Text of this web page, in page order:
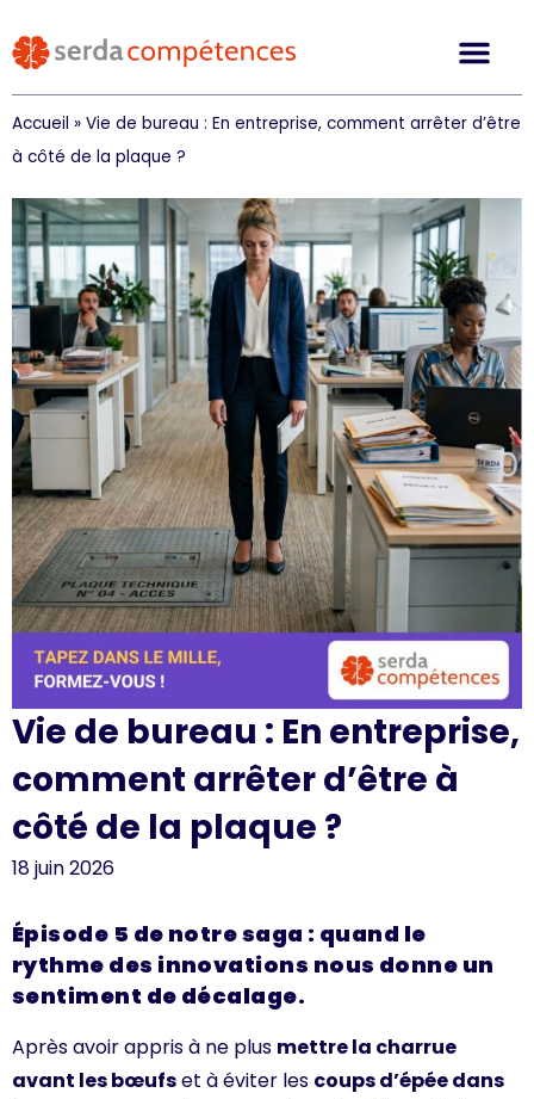
Accueil » Vie de bureau : En entreprise, comment arrêter d’être
à côté de la plaque ?
Vie de bureau : En entreprise,
comment arrêter d’être à
côté de la plaque ?
18 juin 2026
Épisode 5 de notre saga : quand le
rythme des innovations nous donne un
sentiment de décalage.
Après avoir appris à ne plus mettre la charrue
avant les bœufset à éviter les coups d’épée dans